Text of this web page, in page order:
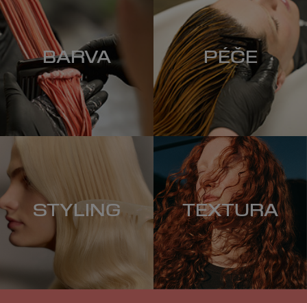
BARVA PÉČE
STYLING TEXTURA